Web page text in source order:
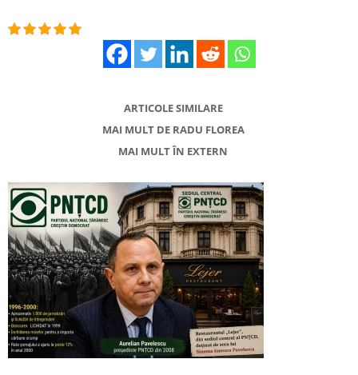
ARTICOLE SIMILARE
MAI MULT DE RADU FLOREA
MAI MULT ÎN EXTERN